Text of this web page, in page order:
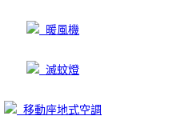
暖風機
滅蚊燈
移動座地式空調